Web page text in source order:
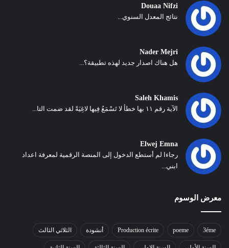
Douaa Nifzi
نتائج المعدل السنوي...
Nader Mejri
هل هناك اصدار جديد لهذه تطبيقة؟...
Saleh Khamis
الآية رقم ١١ بها خطأ لا تَسْمَعُ فِيها لاغِيَةً لقد ضمت التا...
Elwej Emna
رجاءا لم أستطع الدخول إلى المنصة الرقمية لمعرفة اعداد
ابني...
معرض الوسوم
3éme
poeme
Production écrite أنشودة الثلاثي الثالث